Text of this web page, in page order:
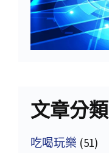
文章分類
吃喝玩樂 (51)